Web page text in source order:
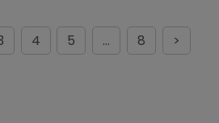
4 5 ... 8 >